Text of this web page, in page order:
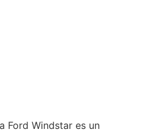
Ford Windstar es un